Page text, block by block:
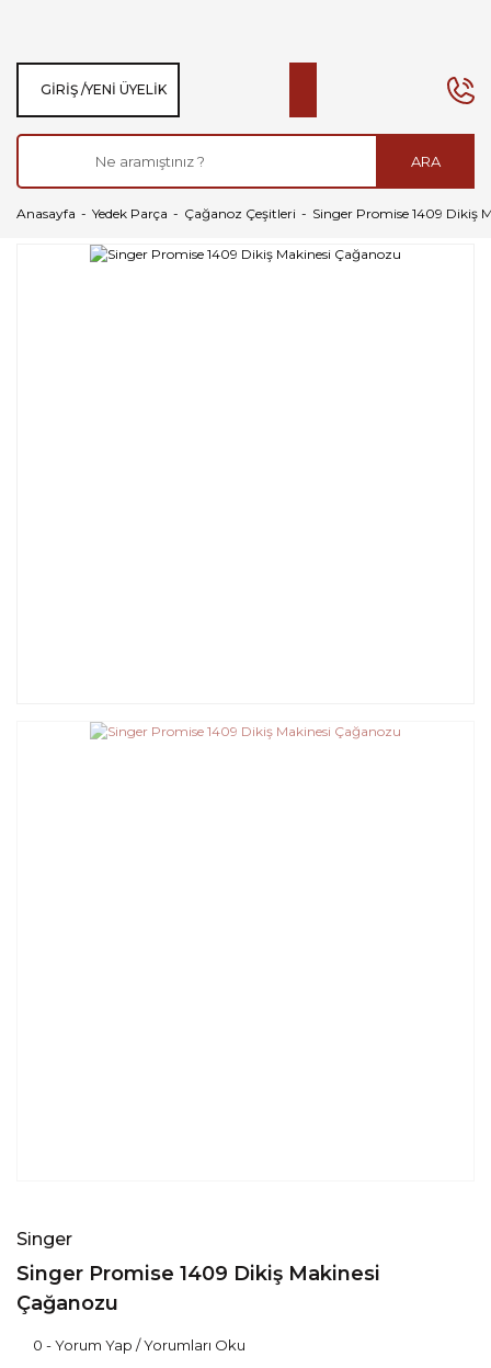
ARA
GIRIŞ /YENI ÜYELIK
Anasayfa Yedek Parça Çağanoz Çeşitleri Singer Promise 1409 Dikiş
Singer
Singer Promise 1409 Dikiş Makinesi
Çağanozu
0 - Yorum Yap / Yorumları Oku